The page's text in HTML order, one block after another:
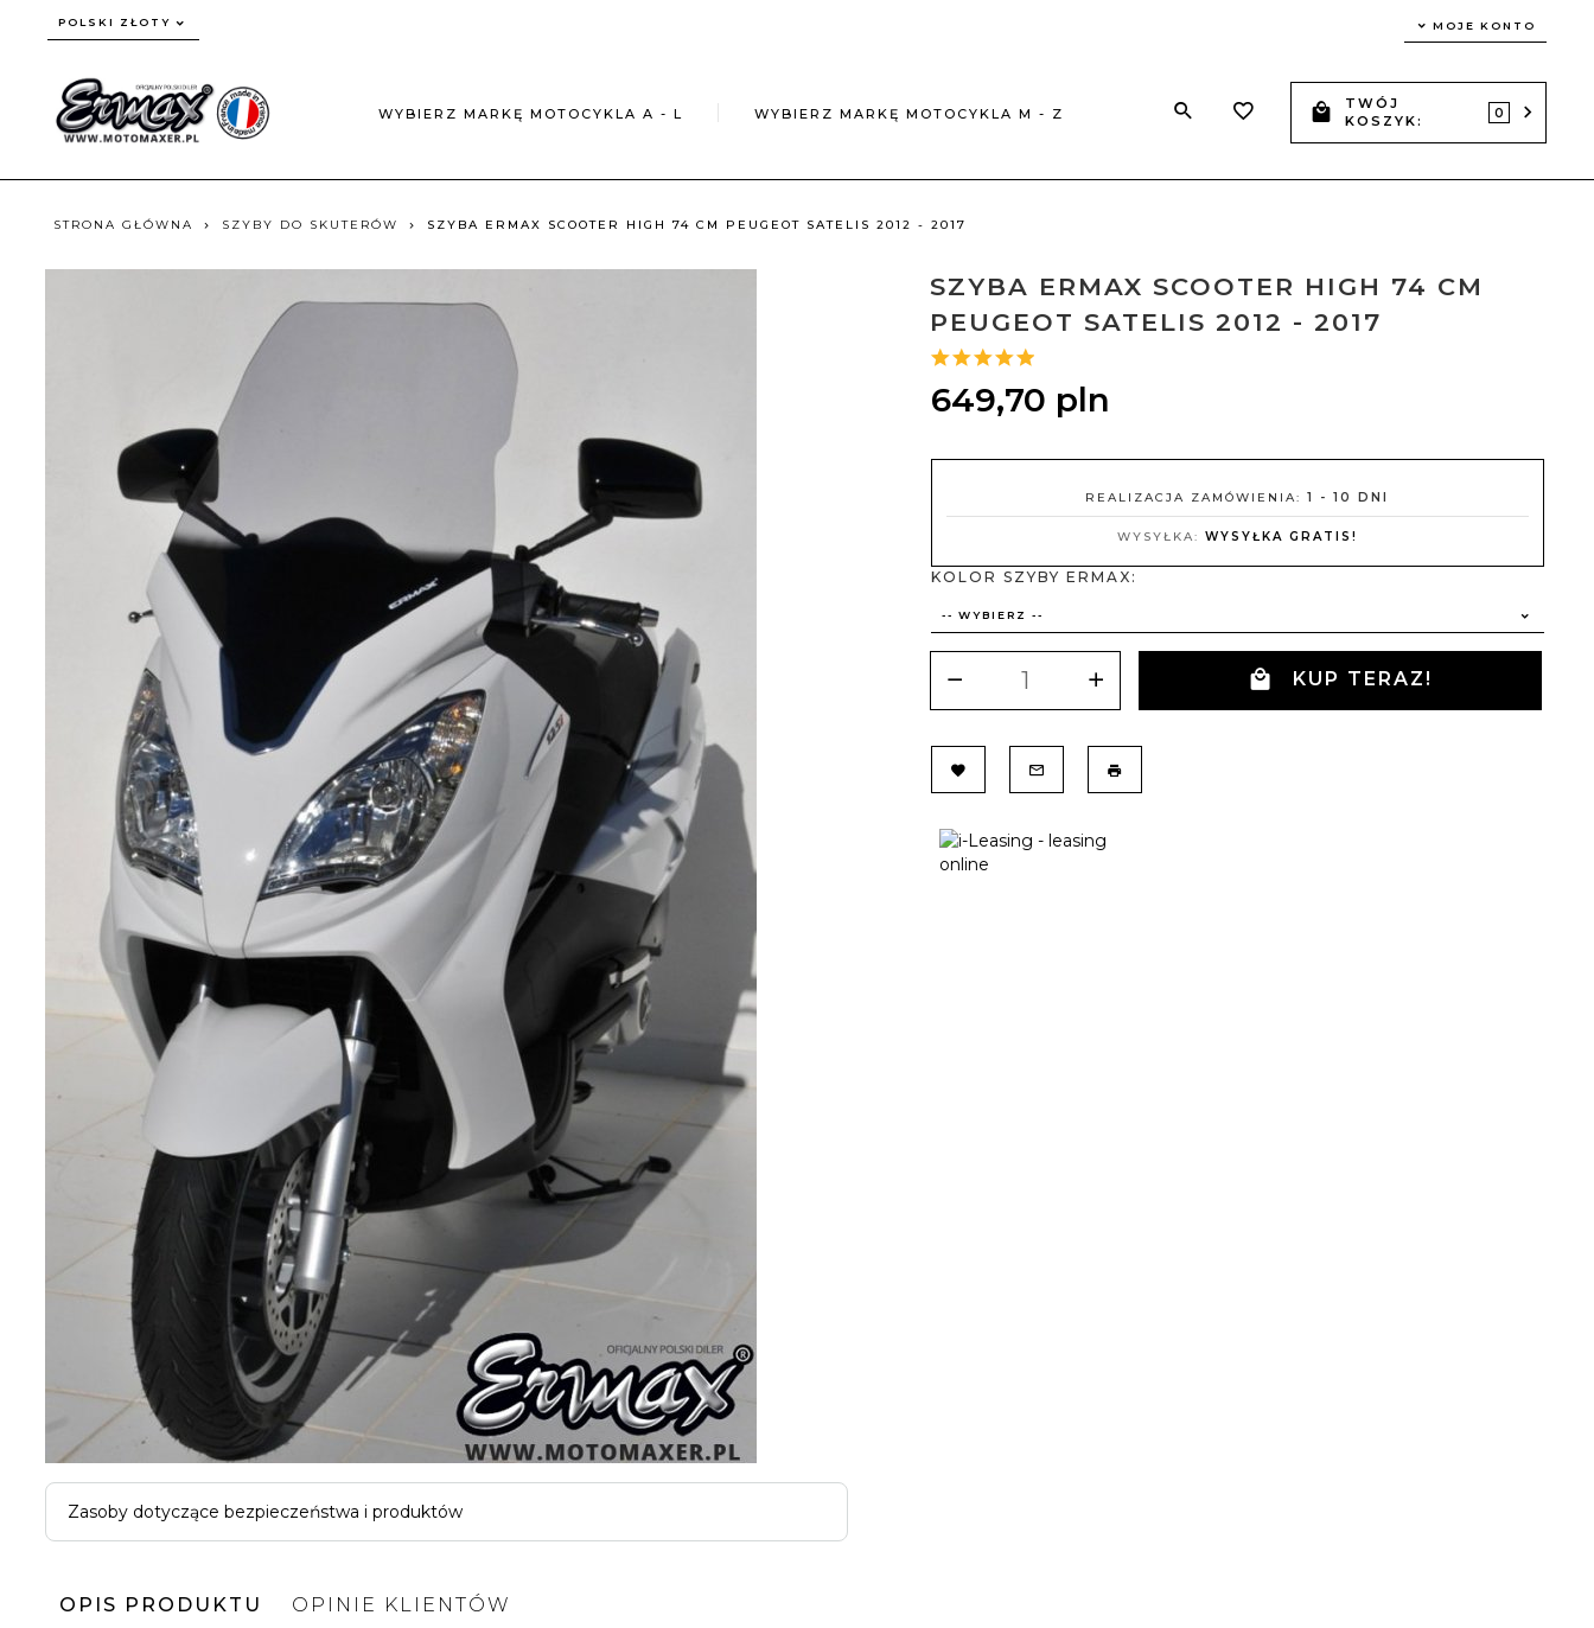
currency_h
POLSKI ZŁOTY MOJE KONTO
WYBIERZ MARKĘ MOTOCYKLA A - L WYBIERZ MARKĘ MOTOCYKLA M - Z
TWÓJ
KOSZYK:
0
STRONA GŁÓWNA SZYBY DO SKUTERÓW SZYBA ERMAX SCOOTER HIGH 74 CM PEUGEOT SATELIS 2012 - 2017
Zasoby dotyczące bezpieczeństwa i produktów
SZYBA ERMAX SCOOTER HIGH 74 CM
PEUGEOT SATELIS 2012 - 2017
649,70 pln
REALIZACJA ZAMÓWIENIA:1 - 10 DNI
WYSYŁKA: WYSYŁKA GRATIS!
KOLOR SZYBY ERMAX:
-- WYBIERZ --
KUP TERAZ!
OPIS PRODUKTU OPINIE KLIENTÓW